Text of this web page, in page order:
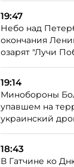
19:47
Небо над
окончания
озарят "Лучи
19:14
Минобороны
упавшем на
украинский
18:43
В Гатчине ко